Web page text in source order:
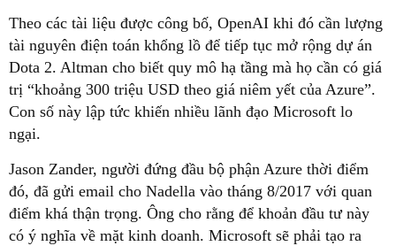
Theo các tài liệu được công bố, OpenAI khi đó cần lượng
tài nguyên điện toán khổng lồ để tiếp tục mở rộng dự án
Dota 2. Altman cho biết quy mô hạ tầng mà họ cần có giá
trị “khoảng 300 triệu USD theo giá niêm yết của Azure”.
Con số này lập tức khiến nhiều lãnh đạo Microsoft lo
ngại.
Jason Zander, người đứng đầu bộ phận Azure thời điểm
đó, đã gửi email cho Nadella vào tháng 8/2017 với quan
điểm khá thận trọng. Ông cho rằng để khoản đầu tư này
có ý nghĩa về mặt kinh doanh. Microsoft sẽ phải tạo ra